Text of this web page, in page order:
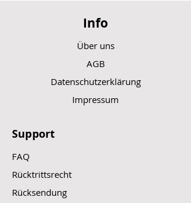
Info
Über uns
AGB
Datenschutzerklärung
Impressum
Support
FAQ
Rücktrittsrecht
Rücksendung